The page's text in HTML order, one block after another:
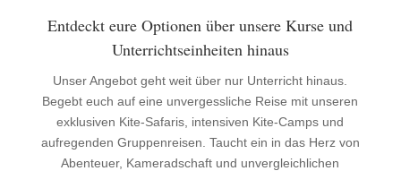
Entdeckt eure Optionen über unsere Kurse und
Unterrichtseinheiten hinaus
Unser Angebot geht weit über nur Unterricht hinaus.
Begebt euch auf eine unvergessliche Reise mit unseren
exklusiven Kite-Safaris, intensiven Kite-Camps und
aufregenden Gruppenreisen. Taucht ein in das Herz von
Abenteuer, Kameradschaft und unvergleichlichen